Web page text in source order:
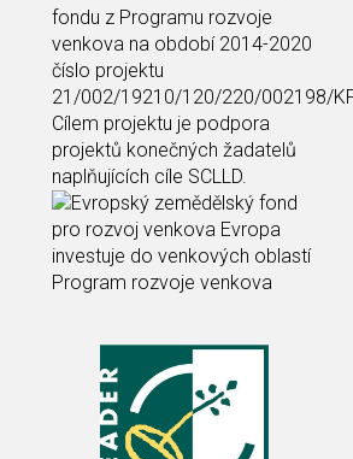
fondu z Programu rozvoje
venkova na období 2014-2020
číslo projektu
21/002/19210/120/220/002198/
Cílem projektu je podpora
projektů konečných žadatelů
naplňujících cíle SCLLD.